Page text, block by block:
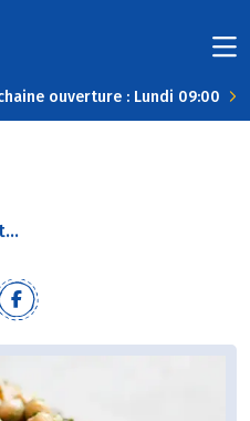
ouverture : Lundi 09:00